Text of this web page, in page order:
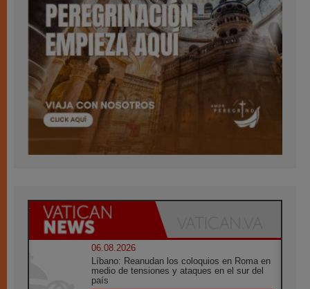
06.08.2026
Líbano: Reanudan los coloquios en Roma en
medio de tensiones y ataques en el sur del
país